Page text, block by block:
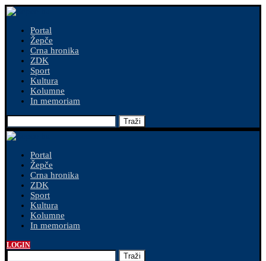
Portal
Žepče
Crna hronika
ZDK
Sport
Kultura
Kolumne
In memoriam
Traži
Portal
Žepče
Crna hronika
ZDK
Sport
Kultura
Kolumne
In memoriam
LOGIN
Traži